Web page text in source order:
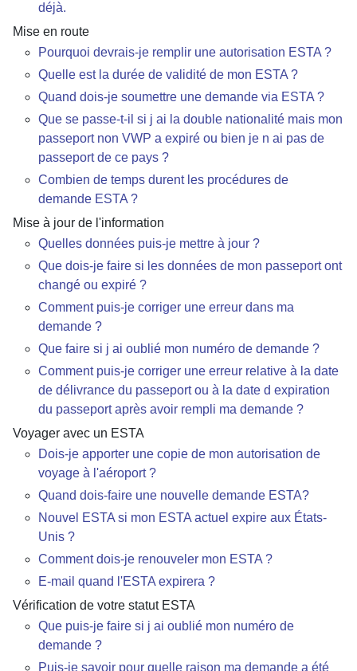
déjà.
Mise en route
Pourquoi devrais-je remplir une autorisation ESTA ?
Quelle est la durée de validité de mon ESTA ?
Quand dois-je soumettre une demande via ESTA ?
Que se passe-t-il si j ai la double nationalité mais mon
passeport non VWP a expiré ou bien je n ai pas de
passeport de ce pays ?
Combien de temps durent les procédures de
demande ESTA ?
Mise à jour de l'information
Quelles données puis-je mettre à jour ?
Que dois-je faire si les données de mon passeport ont
changé ou expiré ?
Comment puis-je corriger une erreur dans ma
demande ?
Que faire si j ai oublié mon numéro de demande ?
Comment puis-je corriger une erreur relative à la date
de délivrance du passeport ou à la date d expiration
du passeport après avoir rempli ma demande ?
Voyager avec un ESTA
Dois-je apporter une copie de mon autorisation de
voyage à l'aéroport ?
Quand dois-faire une nouvelle demande ESTA?
Nouvel ESTA si mon ESTA actuel expire aux États-
Unis ?
Comment dois-je renouveler mon ESTA ?
E-mail quand l'ESTA expirera ?
Vérification de votre statut ESTA
Que puis-je faire si j ai oublié mon numéro de
demande ?
Puis-je savoir pour quelle raison ma demande a été